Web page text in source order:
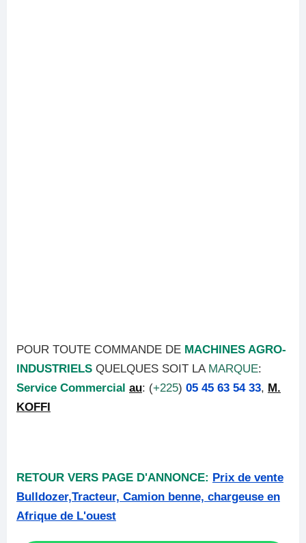
POUR TOUTE COMMANDE DE MACHINES AGRO-
INDUSTRIELS QUELQUES SOIT LA MARQUE:
Service Commercial au: (+225) 05 45 63 54 33, M.
KOFFI
RETOUR VERS PAGE D'ANNONCE: Prix de vente
Bulldozer,Tracteur, Camion benne, chargeuse en
Afrique de L'ouest